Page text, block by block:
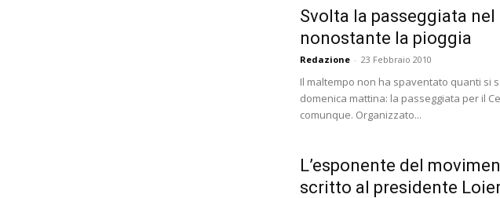
Svolta la passeggiata
nonostante la pioggia
Redazione - 23 Febbraio 2010
Il maltempo non ha spaventato quanti si
domenica mattina: la passeggiata per il
comunque. Organizzato...
L’esponente del
scritto al presidente